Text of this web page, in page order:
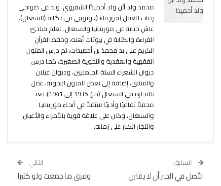
محمد ولد أبُن ولد أحميدًا الشقروي. ولد في ضواحي
رقاب العقل (موريتانيا)، وتوفي في دگانة (السنغال).
عاش حياته في موريتانيا والسنغال. تعلم مبادئ
القراءة والكتابة في بيوتات أهله، وحفظ القرآن
الكريم على يد محمذ بن أحميدات، ثم درس المتون
الفقهية والعقدية والنحوية الصغيرة، كما درس
ديوان الشعراء الستة الجاهليين، وديوان غيلان
والمتنبي، إضافة إلى بعض المتون النحوية. عمل
بالتجارة في السنغال (من 1935 إلى 1941). يعد
محفلاً ثقافيًا وأدبيًا متنقلاً في أنحاء موريتانيا
والسنغال، وكان على علاقة قوية بالأمراء والأعيان
والتجار الكبار على زمانه.
السابق
الأصل في الخبر أن لا يقترن
التالي
وفرق ما جمعت ولو كثيرا